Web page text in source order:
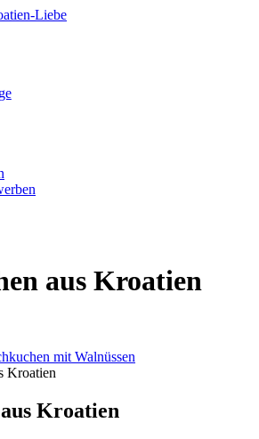
aus Kroatien
mit Walnüssen
Kroatien
Kroatien